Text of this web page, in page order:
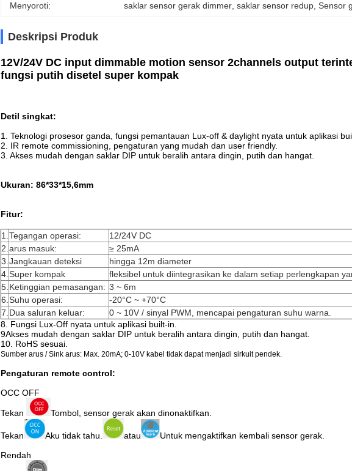
Menyoroti: saklar sensor gerak dimmer , saklar sensor redup , Sensor
Deskripsi Produk
12V/24V DC input dimmable motion sensor 2channels output
fungsi putih disetel super kompak
Detil singkat:
1. Teknologi prosesor ganda, fungsi pemantauan Lux-off & daylight nyata untuk aplikasi
2. IR remote commissioning, pengaturan yang mudah dan user friendly.
3. Akses mudah dengan saklar DIP untuk beralih antara dingin, putih dan hangat.
Ukuran: 86*33*15,6mm
Fitur:
1. Tegangan operasi:
12/24V DC
2. arus masuk:
≥ 25mA
3. Jangkauan deteksi
hingga 12m diameter
4. Super kompak
fleksibel untuk diintegrasikan ke dalam setiap perlengkapan
5. Ketinggian pemasangan: 3 ~ 6m
6. Suhu operasi:
-20°C ~ +70°C
7. Dua saluran keluar:
0 ~ 10V / sinyal PWM, mencapai pengaturan suhu warna.
8. Fungsi Lux-Off nyata untuk aplikasi built-in.
9Akses mudah dengan saklar DIP untuk beralih antara dingin, putih dan hangat.
10. RoHS sesuai.
Sumber arus / Sink arus: Max. 20mA; 0-10V kabel tidak dapat menjadi sirkuit pendek.
Pengaturan remote control:
OCC OFF
Tekan Tombol, sensor gerak akan dinonaktifkan.
Tekan Aku tidak tahu. atau
Untuk mengaktifkan kembali sensor gerak.
Rendah